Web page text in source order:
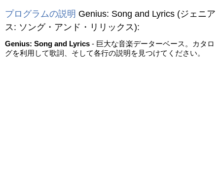
プログラムの説明 Genius: Song and Lyrics (ジェニア
ス: ソング・アンド・リリックス):
Genius: Song and Lyrics - 巨大な音楽データーベース。カタロ
グを利用して歌詞、そして各行の説明を見つけてください。